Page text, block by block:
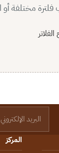
مختلفة أو
المركز